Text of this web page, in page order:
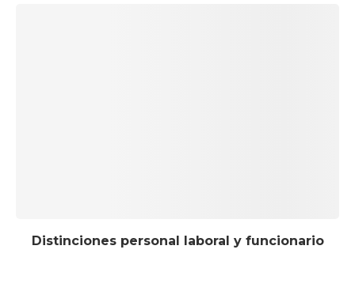
Distinciones personal laboral y funcionario